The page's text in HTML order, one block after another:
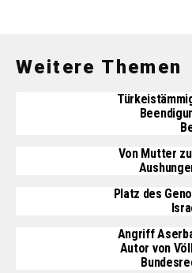
Weitere Themen
Von Mutter
Platz des
Angriff
Autor von